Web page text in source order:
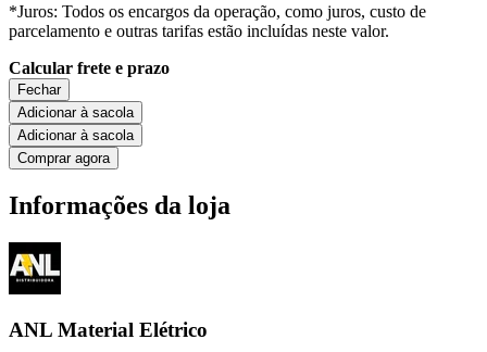
*Juros: Todos os encargos da operação, como juros, custo de
parcelamento e outras tarifas estão incluídas neste valor.
Calcular frete e prazo
Fechar
Adicionar à sacola
Adicionar à sacola
Comprar agora
Informações da loja
ANL Material Elétrico